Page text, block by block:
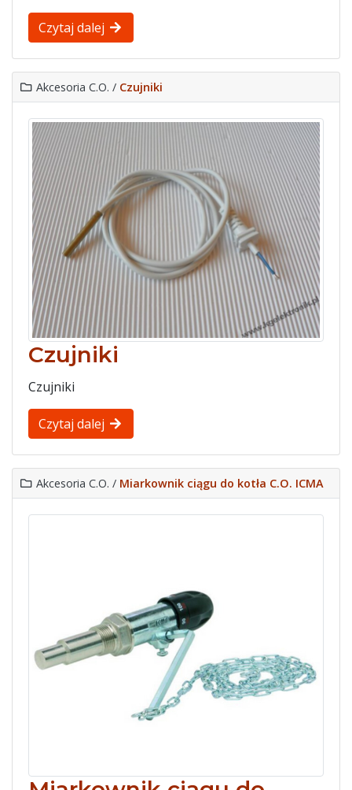
Czytaj dalej
Akcesoria C.O. / Czujniki
Czujniki
Czujniki
Czytaj dalej
Akcesoria C.O. / Miarkownik ciągu do kotła C.O. ICMA